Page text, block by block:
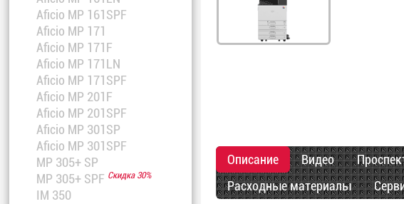
Aficio MP 161SPF
Aficio MP 171
Aficio MP 171F
Aficio MP 171LN
Aficio MP 171SPF
Aficio MP 201F
Aficio MP 201SPF
Aficio MP 301SP
Aficio MP 301SPF
MP 305+ SP
MP 305+ SPF Скидка 30%
IM 350
Описание Видео
Расходные материалы